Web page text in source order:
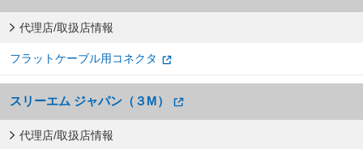
代理店/取扱店情報
フラットケーブル用コネクタ
スリーエム ジャパン（３M）
代理店/取扱店情報